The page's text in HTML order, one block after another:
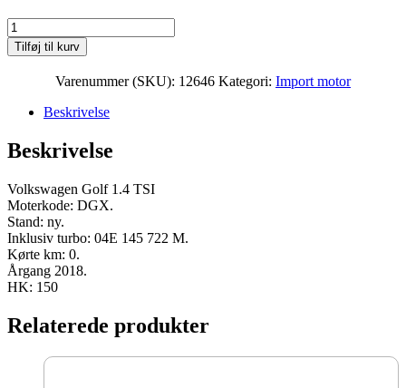
Volkswagen
Golf
1.4
HK
antal
Tilføj til kurv
Varenummer (SKU): 12646 Kategori: Import motor
Beskrivelse
Beskrivelse
Volkswagen Golf 1.4 TSI
Moterkode: DGX.
Stand: ny.
Inklusiv turbo: 04E 145 722 M.
Kørte km: 0.
Årgang 2018.
HK: 150
Relaterede produkter